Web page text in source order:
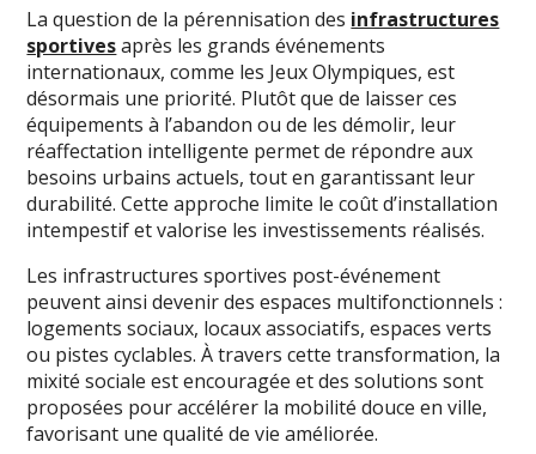
La question de la pérennisation des infrastructures
sportivesaprès les grands événements
internationaux, comme les Jeux Olympiques, est
désormais une priorité. Plutôt que de laisser ces
équipements à l’abandon ou de les démolir, leur
réaffectation intelligente permet de répondre aux
besoins urbains actuels, tout en garantissant leur
durabilité. Cette approche limite le coût d’installation
intempestif et valorise les investissements réalisés.
Les infrastructures sportives post-événement
peuvent ainsi devenir des espaces multifonctionnels :
logements sociaux, locaux associatifs, espaces verts
ou pistes cyclables. À travers cette transformation, la
mixité sociale est encouragée et des solutions sont
proposées pour accélérer la mobilité douce en ville,
favorisant une qualité de vie améliorée.